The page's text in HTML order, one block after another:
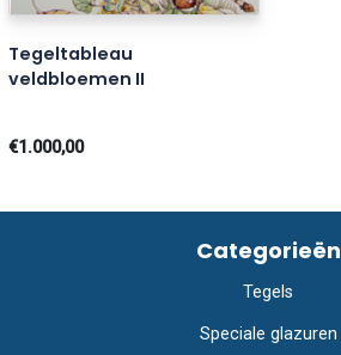
Tegeltableau
veldbloemen II
€1.000,00
Categorieën
Tegels
Speciale glazuren